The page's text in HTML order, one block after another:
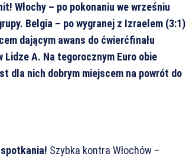
Włochy – po pokonaniu we wrześniu
Belgia – po wygranej z Izraelem (3:1)
dającym awans do ćwierćfinału
A. Na tegorocznym Euro obie
dla nich dobrym miejscem na powrót do
Szybka kontra Włochów –